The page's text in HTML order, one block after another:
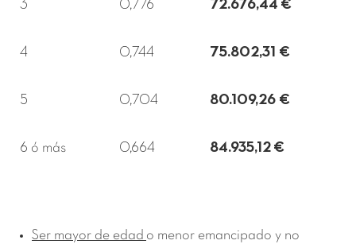
3 0,776 72.676,44 €
4 0,744 75.802,31 €
5 0,704 80.109,26 €
6 ó más 0,664 84.935,12 €
Ser mayor de edad o menor emancipado y no